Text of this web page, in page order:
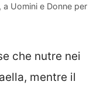
a Uomini e Donne per
che nutre nei
mentre il